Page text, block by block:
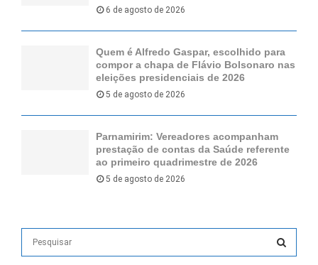
6 de agosto de 2026
Quem é Alfredo Gaspar, escolhido para
compor a chapa de Flávio Bolsonaro nas
eleições presidenciais de 2026
5 de agosto de 2026
Parnamirim: Vereadores acompanham
prestação de contas da Saúde referente
ao primeiro quadrimestre de 2026
5 de agosto de 2026